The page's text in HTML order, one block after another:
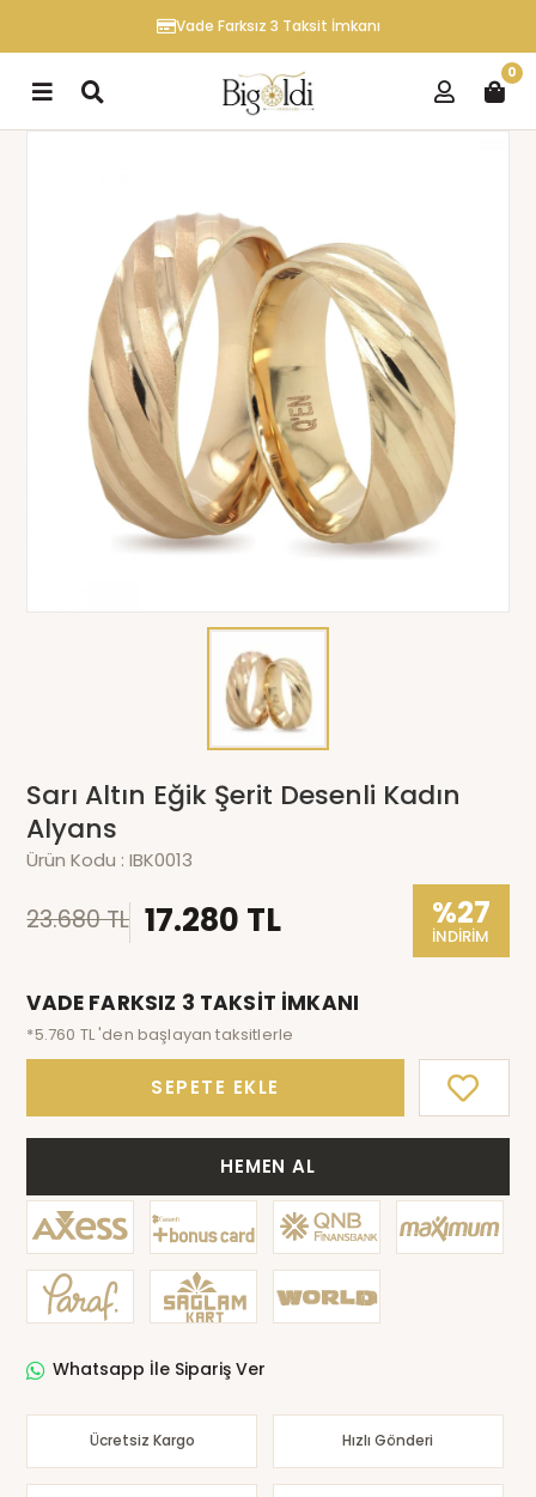
Vade Farksız 3 Taksit İmkanı
0
Sarı Altın Eğik Şerit Desenli Kadın
Alyans
Ürün Kodu :IBK0013
23.680 TL 17.280 TL %27
İNDİRİM
VADE FARKSIZ 3 TAKSİT İMKANI
*5.760 TL 'den başlayan taksitlerle
SEPETE EKLE
HEMEN AL
Whatsapp İle Sipariş Ver
Ücretsiz Kargo Hızlı Gönderi